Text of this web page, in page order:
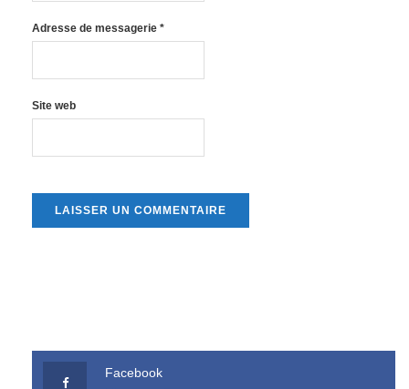
Adresse de messagerie *
Site web
Facebook